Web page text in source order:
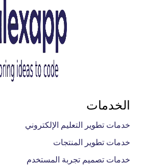
الخدمات
خدمات تطوير التعليم الإلكتروني
خدمات تطوير المنتجات
خدمات تصميم تجربة المستخدم